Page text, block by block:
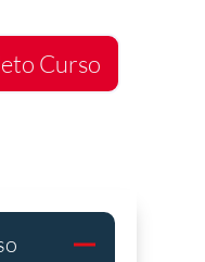
Curso